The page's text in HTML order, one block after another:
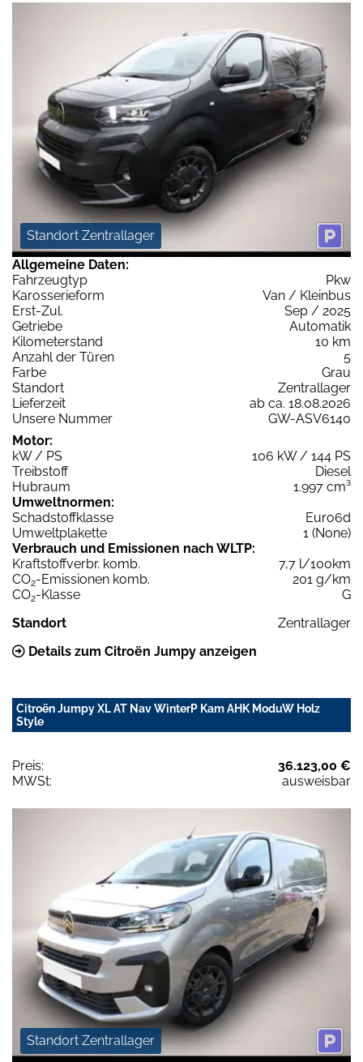
Standort Zentrallager
Allgemeine Daten:
Fahrzeugtyp
Pkw
Karosserieform
Van / Kleinbus
Erst-Zul.
Sep / 2025
Getriebe
Automatik
Kilometerstand
10 km
Anzahl der Türen
5
Farbe
Grau
Standort
Zentrallager
Lieferzeit
ab ca. 18.08.2026
Unsere Nummer
GW-ASV6140
Motor:
kW / PS
106 kW / 144 PS
Treibstoff
Diesel
Hubraum
1.997 cm³
Umweltnormen:
Schadstoffklasse
Euro6d
Umweltplakette
1 (None)
Verbrauch und Emissionen nach WLTP:
Kraftstoffverbr. komb.
7,7 l/100km
CO2-Emissionen komb.
201 g/km
CO2-Klasse
G
Standort
Zentrallager
Details zum Citroën Jumpy anzeigen
Citroën Jumpy XL AT Nav WinterP Kam AHK ModuW Holz
Style
Preis:
36.123,00 €
MWSt:
ausweisbar
Standort Zentrallager